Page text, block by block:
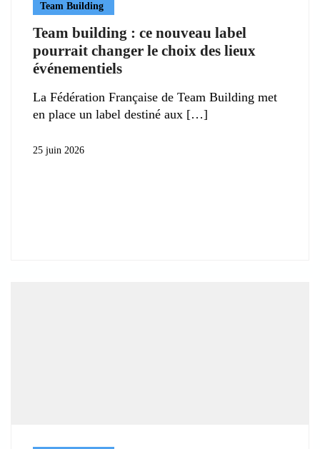
Team Building
Team building : ce nouveau label
pourrait changer le choix des lieux
événementiels
La Fédération Française de Team Building met
en place un label destiné aux
25 juin 2026